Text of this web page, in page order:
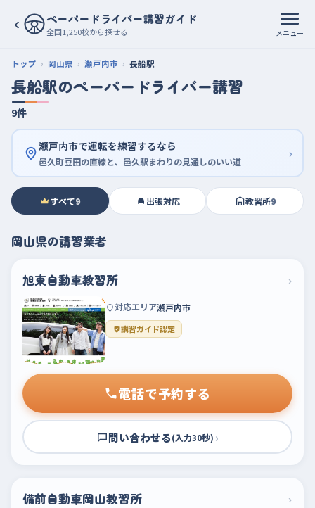
‹ ペーパードライバー講習ガイド
全国1,250校から探せる メニュー
トップ 岡山県 瀬戸内市 長船駅
長船駅のペーパードライバー講習
9件
瀬戸内市で運転を練習するなら
邑久町豆田の直線と、邑久駅まわりの見通しのいい道 ›
すべて9 出張対応 教習所9
岡山県の講習業者
旭東自動車教習所 ›
対応エリア瀬戸内市
講習ガイド認定
電話で予約する
問い合わせる(入力30秒) ›
備前自動車岡山教習所 ›